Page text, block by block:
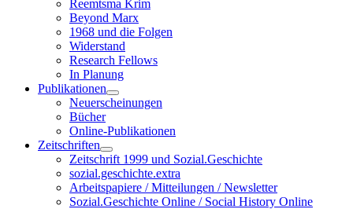
Reemtsma Krim
Beyond Marx
1968 und die Folgen
Widerstand
Research Fellows
In Planung
Publikationen
Neuerscheinungen
Bücher
Online-Publikationen
Zeitschriften
Zeitschrift 1999 und Sozial.Geschichte
sozial.geschichte.extra
Arbeitspapiere / Mitteilungen / Newsletter
Sozial.Geschichte Online / Social History Online